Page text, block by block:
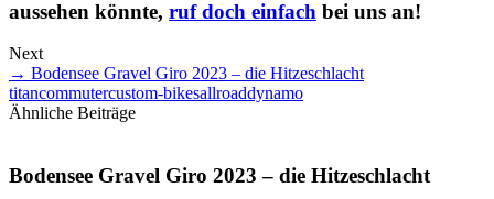
aussehen könnte, ruf doch einfach bei uns an!
Next
→ Bodensee Gravel Giro 2023 – die Hitzeschlacht
titancommutercustom-bikesallroaddynamo
Ähnliche Beiträge
Bodensee Gravel Giro 2023 – die Hitzeschlacht